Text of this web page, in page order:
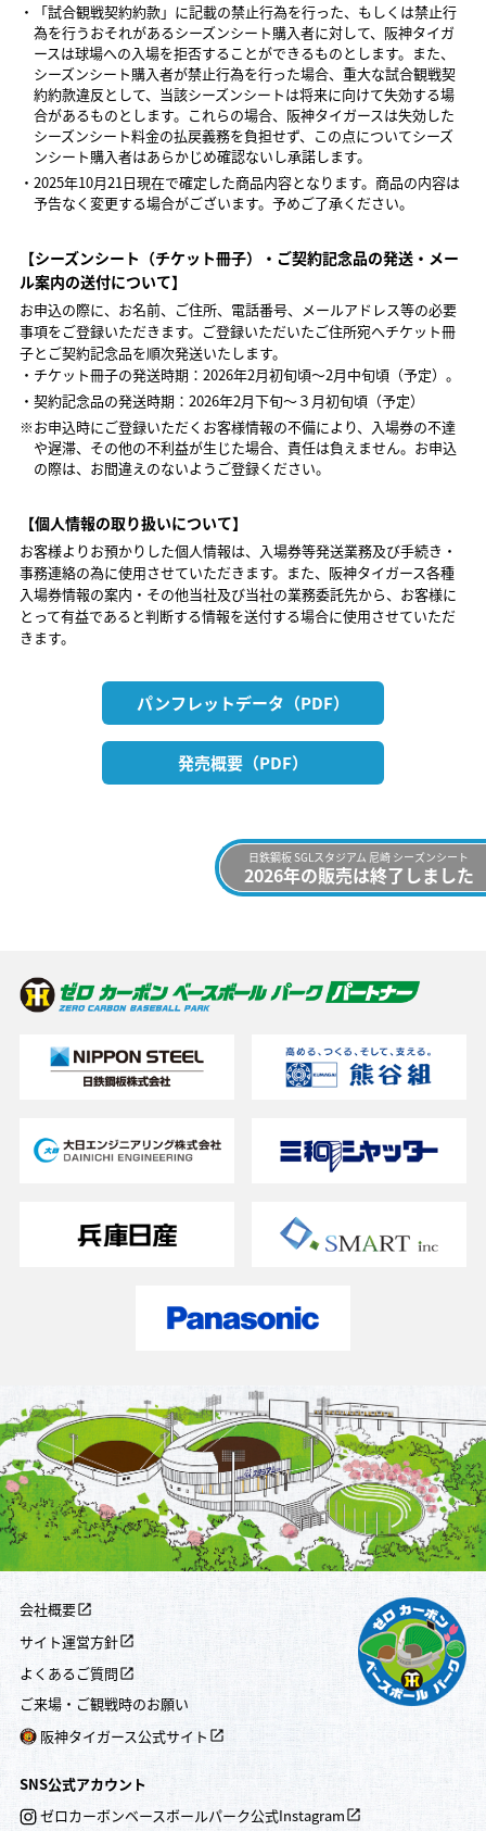
・「試合観戦契約約款」に記載の禁止行為を行った、もしくは禁止行
為を行うおそれがあるシーズンシート購入者に対して、阪神タイガ
ースは球場への入場を拒否することができるものとします。また、
シーズンシート購入者が禁止行為を行った場合、重大な試合観戦契
約約款違反として、当該シーズンシートは将来に向けて失効する場
合があるものとします。これらの場合、阪神タイガースは失効した
シーズンシート料金の払戻義務を負担せず、この点についてシーズ
ンシート購入者はあらかじめ確認ないし承諾します。
・2025年10月21日現在で確定した商品内容となります。商品の内容は
予告なく変更する場合がございます。予めご了承ください。
【シーズンシート（チケット冊子）・ご契約記念品の発送・メー
ル案内の送付について】
お申込の際に、お名前、ご住所、電話番号、メールアドレス等の必要
事項をご登録いただきます。ご登録いただいたご住所宛へチケット冊
子とご契約記念品を順次発送いたします。
・チケット冊子の発送時期：2026年2月初旬頃～2月中旬頃（予定）。
・契約記念品の発送時期：2026年2月下旬～３月初旬頃（予定）
※お申込時にご登録いただくお客様情報の不備により、入場券の不達
や遅滞、その他の不利益が生じた場合、責任は負えません。お申込
の際は、お間違えのないようご登録ください。
【個人情報の取り扱いについて】
お客様よりお預かりした個人情報は、入場券等発送業務及び手続き・
事務連絡の為に使用させていただきます。また、阪神タイガース各種
入場券情報の案内・その他当社及び当社の業務委託先から、お客様に
とって有益であると判断する情報を送付する場合に使用させていただ
きます。
パンフレットデータ（PDF）
発売概要（PDF）
日鉄鋼板 SGLスタジアム 尼崎 シーズンシート
2026年の販売は終了しました
会社概要
サイト運営方針
よくあるご質問
ご来場・ご観戦時のお願い
阪神タイガース公式サイト
SNS公式アカウント
ゼロカーボンベースボールパーク公式Instagram